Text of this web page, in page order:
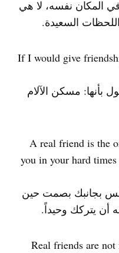
المكان نفسه، لا هي
السعيدة.
.If I would give
مسكن الآلام
.A real friend is the
you in your hard
بجانبك بصمت حين
أن يتركك وحيداً.
.Real friends are